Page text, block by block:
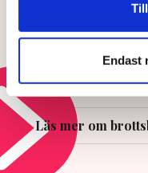
Endast
3
Läs mer om